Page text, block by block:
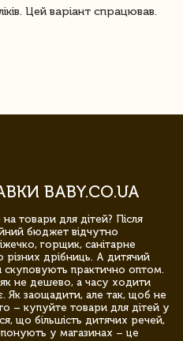
Цей варіант спрацював.
BABY.CO.UA
товари для дітей? Після
бюджет відчутно
горщик, санітарне
різних дрібниць. А дитячий
скуповують практично оптом.
не дешево, а часу ходити
Як заощадити, але так, щоб не
– купуйте товари для дітей у
що більшість дитячих речей,
у магазинах – це